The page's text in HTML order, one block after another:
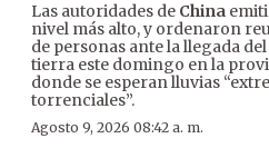
Las autoridades de China
nivel más alto, y ordenaron
de personas ante la llegada
tierra este domingo en la
donde se esperan lluvias
torrenciales”.
Agosto 9, 2026 08:42 a. m.